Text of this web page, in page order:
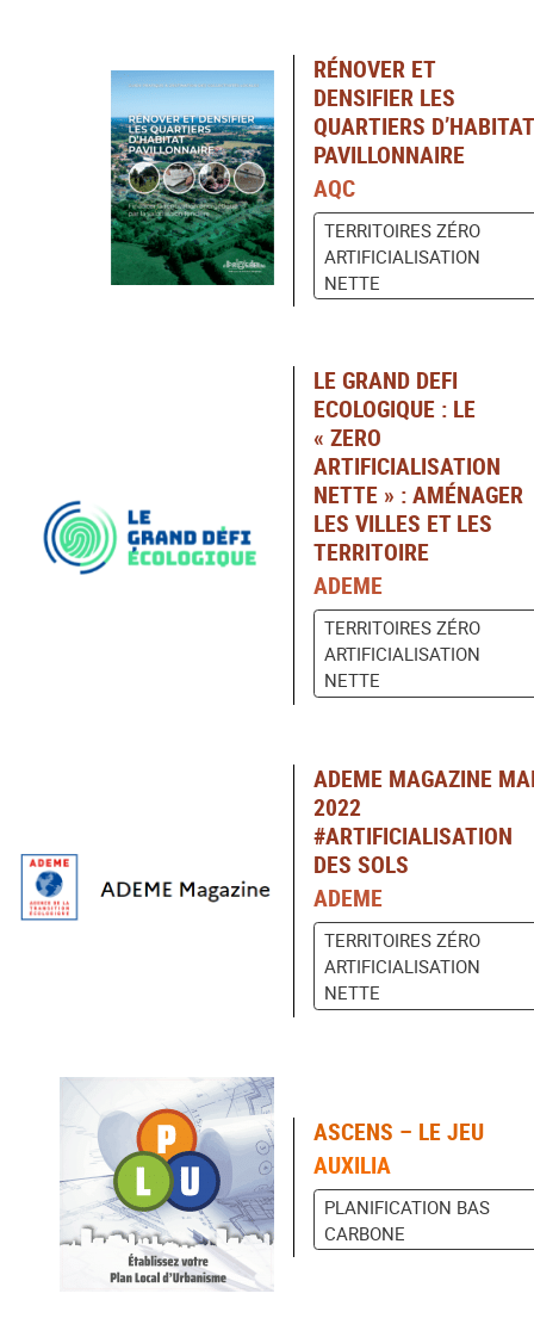
RÉNOVER ET
DENSIFIER LES
QUARTIERS D’HABITAT
PAVILLONNAIRE
AQC
TERRITOIRES ZÉRO
ARTIFICIALISATION
NETTE
LE GRAND DEFI
ECOLOGIQUE : LE
« ZERO
ARTIFICIALISATION
NETTE » : AMÉNAGER
LES VILLES ET LES
TERRITOIRE
ADEME
TERRITOIRES ZÉRO
ARTIFICIALISATION
NETTE
ADEME MAGAZINE
2022
#ARTIFICIALISATION
DES SOLS
ADEME
TERRITOIRES ZÉRO
ARTIFICIALISATION
NETTE
ASCENS – LE JEU
AUXILIA
PLANIFICATION BAS
CARBONE